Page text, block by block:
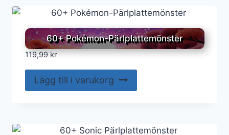
60+ Pokémon-Pärlplattemönster
119,99kr
Lägg till i varukorg